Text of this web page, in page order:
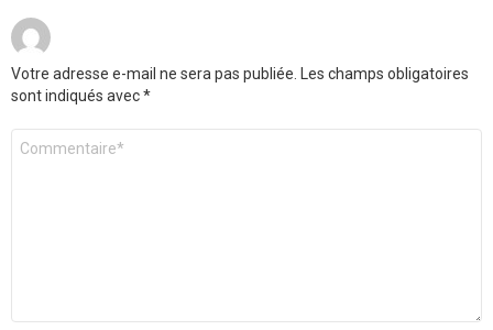
Votre adresse e-mail ne sera pas publiée. Les champs obligatoires
sont indiqués avec*
Commentaire